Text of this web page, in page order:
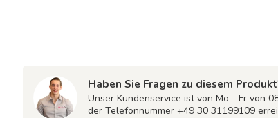
Haben Sie Fragen zu diesem
Unser Kundenservice ist von Mo - Fr von
der Telefonnummer +49 30 31199109